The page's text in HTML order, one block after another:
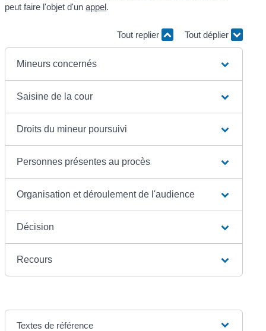
peut faire l'objet d'unappel.
Tout replier Tout déplier
Mineurs concernés
Saisine de la cour
Droits du mineur poursuivi
Personnes présentes au procès
Organisation et déroulement de l'audience
Décision
Recours
Textes de référence